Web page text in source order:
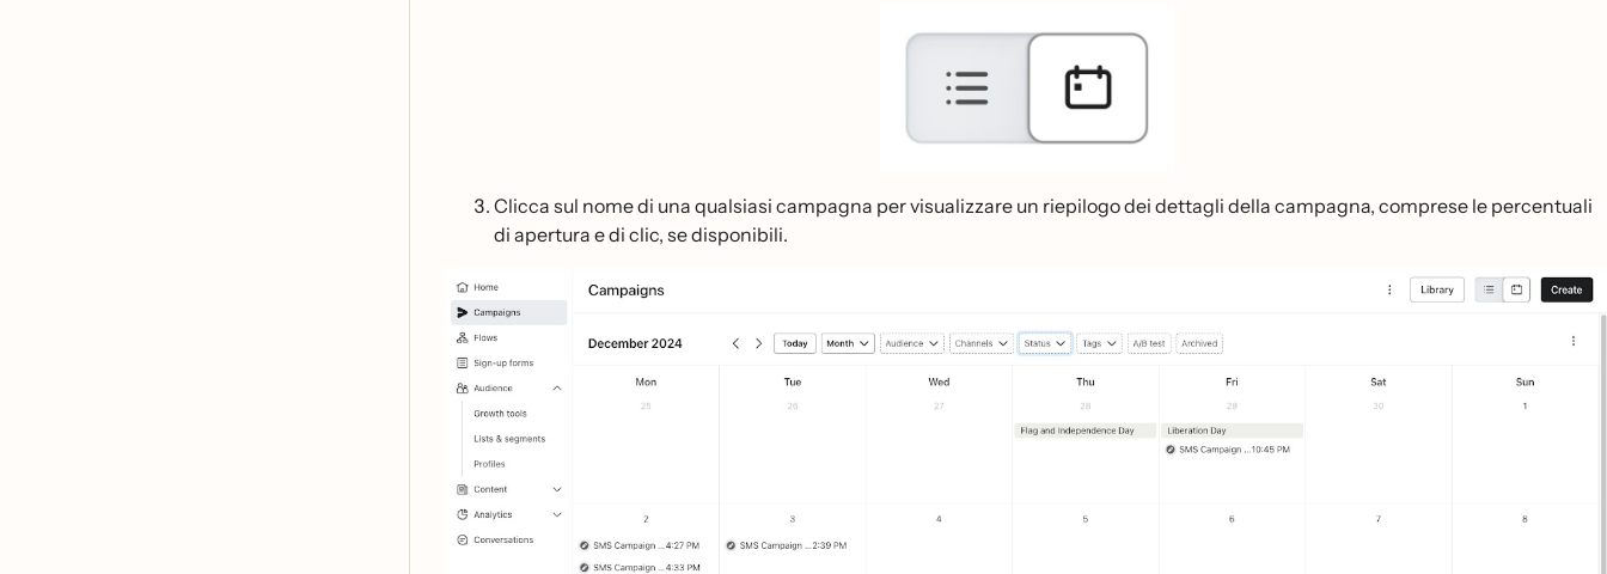
Clicca sul nome di una qualsiasi campagna per visualizzare un riepilogo dei dettagli della campagna, comprese le percentuali
di apertura e di clic, se disponibili.